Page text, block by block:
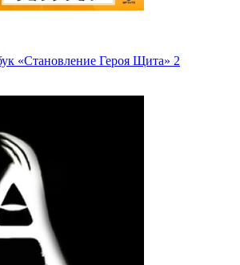
«Становление Героя Щита» 2